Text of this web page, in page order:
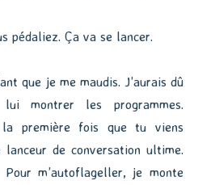
pédaliez. Ça va se lancer.
que je me maudis. J’aurais dû
montrer les programmes.
première fois que tu viens
de conversation ultime.
m’autoflageller, je monte